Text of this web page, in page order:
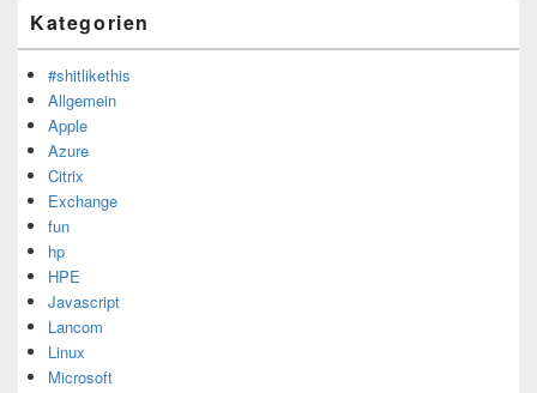
Kategorien
#shitlikethis
Allgemein
Apple
Azure
Citrix
Exchange
fun
hp
HPE
Javascript
Lancom
Linux
Microsoft